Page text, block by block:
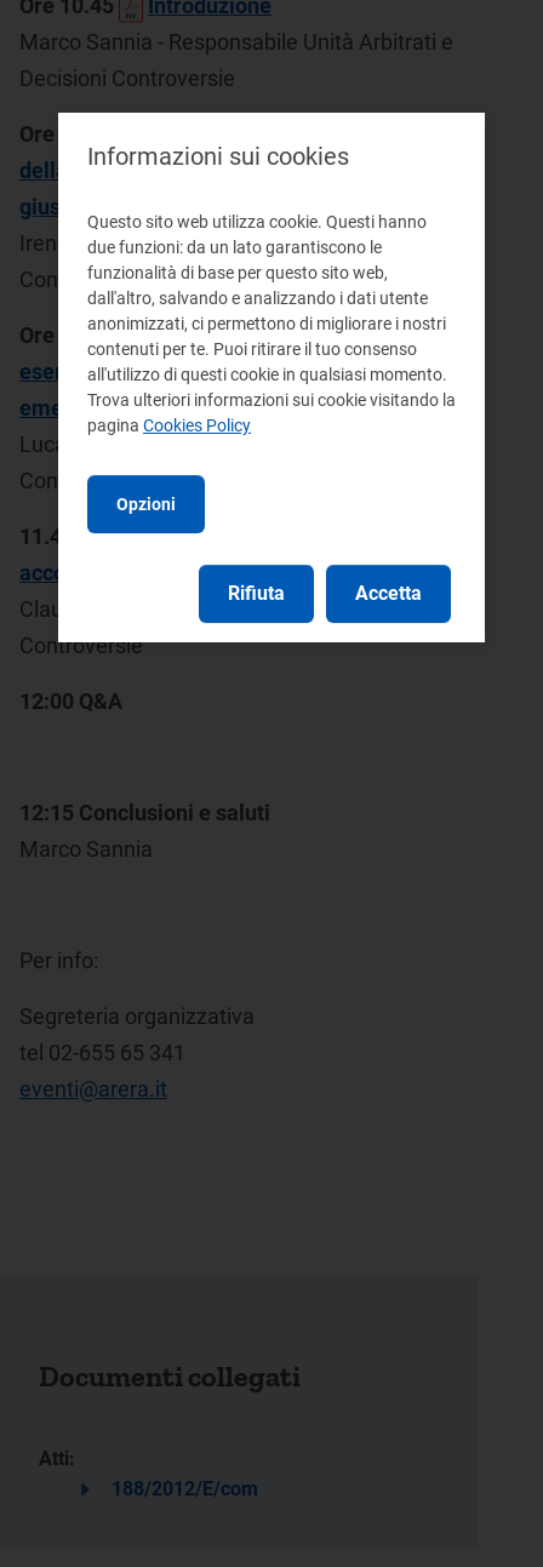
Ore 10.45
Introduzione
Marco Sannia - Responsabile Unità Arbitrati e
Decisioni Controversie
Ore 11.00
della disciplina di trattazione dei reclami
giustiziali
Irene Masetti - Unità Arbitrati e Decisioni
Controversie
Ore 11.20
Approfondimento di alcuni
esempi di applicazione della procedura
emersi nelle decisioni giustiziali
Luca Chiellini - Unità Arbitrati e Decisioni
Controversie
11.40
Illustrazione degli strumenti di
accountability della funzione giustiziale
Claudia Furini - Unità Arbitrati e Decisioni
Controversie
12:00 Q&A
12:15 Conclusioni e saluti
Marco Sannia
Per info:
Segreteria organizzativa
tel 02-655 65 341
eventi@arera.it
Documenti collegati
Atti:
188/2012/E/com
Informazioni sui cookies
Questo sito web utilizza cookie. Questi hanno
due funzioni: da un lato garantiscono le
funzionalità di base per questo sito web,
dall'altro, salvando e analizzando i dati utente
anonimizzati, ci permettono di migliorare i nostri
contenuti per te. Puoi ritirare il tuo consenso
all'utilizzo di questi cookie in qualsiasi momento.
Trova ulteriori informazioni sui cookie visitando la
pagina Cookies Policy
Opzioni
Rifiuta Accetta